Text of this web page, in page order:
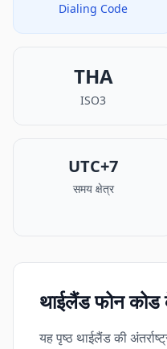
Dialing Code
THA
ISO3
UTC+7
समय क्षेत्र
थाईलैंड फोन कोड
यह पृष्ठ थाईलैंड की